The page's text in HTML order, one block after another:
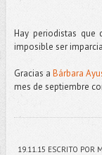
Hay periodistas que
imposible ser
Gracias aBárbara
mes de septiembre
19.11.15 ESCRITO POR